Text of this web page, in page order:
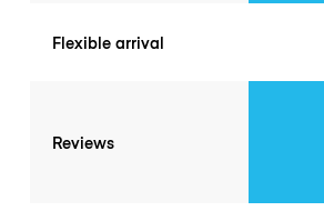
Flexible arrival
Reviews